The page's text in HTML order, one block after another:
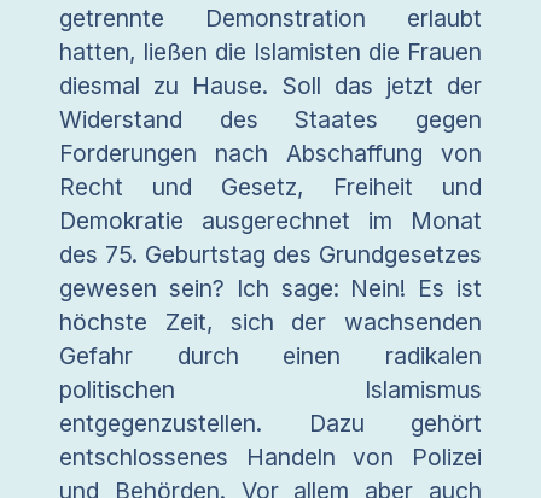
getrennte Demonstration erlaubt
hatten, ließen die Islamisten die Frauen
diesmal zu Hause. Soll das jetzt der
Widerstand des Staates gegen
Forderungen nach Abschaffung von
Recht und Gesetz, Freiheit und
Demokratie ausgerechnet im Monat
des 75. Geburtstag des Grundgesetzes
gewesen sein? Ich sage: Nein! Es ist
höchste Zeit, sich der wachsenden
Gefahr durch einen radikalen
politischen Islamismus
entgegenzustellen. Dazu gehört
entschlossenes Handeln von Polizei
und Behörden. Vor allem aber auch